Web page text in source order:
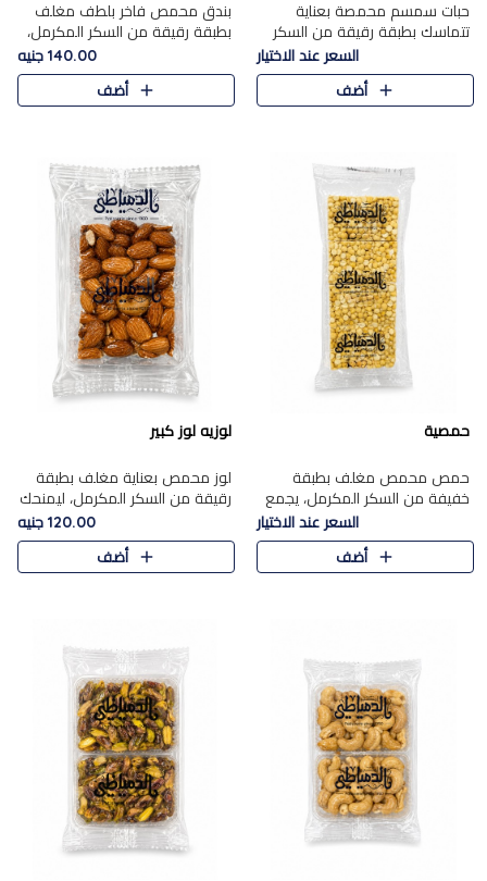
حبات سمسم محمصة بعناية
تتماسك بطبقة رقيقة من السكر
المكرمل، لتقدم طعم السمسم
المميز وقرمشتة التي ارتبطت ببهجة
المولد عبر الأجيال.
السعر عند الاختيار
أضف
بندق محمص فاخر بلطف مغلف
بطبقة رقيقة من السكر المكرمل،
يجمع بين النكهة الغنية ناتي
والقرمشة الراقية المرضية في
حلوى شرقية أنيقه بطابع مميز.
140.00 جنيه
أضف
حمصية
حمص محمص مغلف بطبقة
خفيفة من السكر المكرمل، يجمع
بين القرمشة المميزة والطعم
الشرقي الأصيل في واحدة من أشهر
حلويات الموسم.
السعر عند الاختيار
أضف
لوزيه لوز كبير
لوز محمص بعناية مغلف بطبقة
رقيقة من السكر المكرمل، ليمنحك
قرمشة راقية ونكهة غنية تبرز
فخامة اللوز في كل قطعة.
120.00 جنيه
أضف